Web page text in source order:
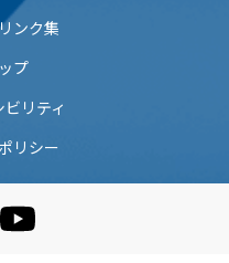
ンク集
プ
リティ
リシー